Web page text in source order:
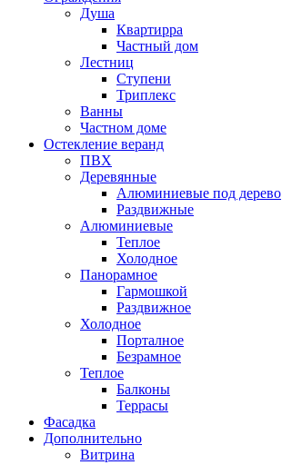
Душа
Квартирра
Частный дом
Лестниц
Ступени
Триплекс
Ванны
Частном доме
Остекление веранд
ПВХ
Деревянные
Алюминиевые под дерево
Раздвижные
Алюминиевые
Теплое
Холодное
Панорамное
Гармошкой
Раздвижное
Холодное
Порталное
Безрамное
Теплое
Балконы
Террасы
Фасадка
Дополнительно
Витрина